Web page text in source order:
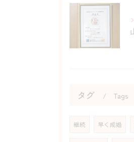
タグ Tags
継続 早く成婚